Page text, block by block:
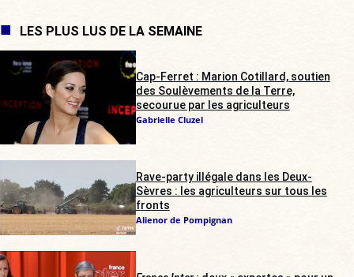
LES PLUS LUS DE LA SEMAINE
Cap-Ferret : Marion Cotillard, soutien
des Soulèvements de la Terre,
secourue par les agriculteurs
Gabrielle Cluzel
Rave-party illégale dans les Deux-
Sèvres : les agriculteurs sur tous les
fronts
Alienor de Pompignan